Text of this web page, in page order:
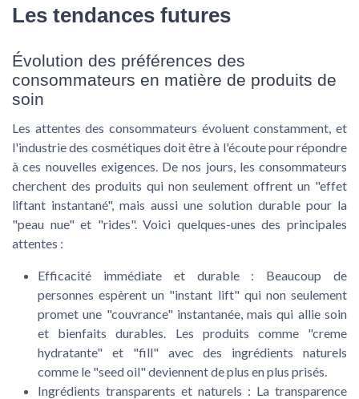
Les tendances futures
Évolution des préférences des
consommateurs en matière de produits de
soin
Les attentes des consommateurs évoluent constamment, et
l'industrie des cosmétiques doit être à l'écoute pour répondre
à ces nouvelles exigences. De nos jours, les consommateurs
cherchent des produits qui non seulement offrent un "effet
liftant instantané", mais aussi une solution durable pour la
"peau nue" et "rides". Voici quelques-unes des principales
attentes :
Efficacité immédiate et durable: Beaucoup de
personnes espèrent un "instant lift" qui non seulement
promet une "couvrance" instantanée, mais qui allie soin
et bienfaits durables. Les produits comme "creme
hydratante" et "fill" avec des ingrédients naturels
comme le "seed oil" deviennent de plus en plus prisés.
Ingrédients transparents et naturels : La transparence